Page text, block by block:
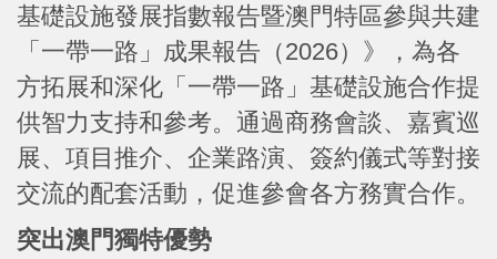
基礎設施發展指數報告暨澳門特區參與共建
「一帶一路」成果報告（2026）》，為各
方拓展和深化「一帶一路」基礎設施合作提
供智力支持和參考。通過商務會談、嘉賓巡
展、項目推介、企業路演、簽約儀式等對接
交流的配套活動，促進參會各方務實合作。
突出澳門獨特優勢